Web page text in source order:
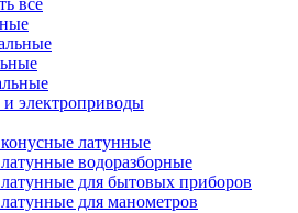
все
и электроприводы
латунные
водоразборные
для бытовых приборов
для манометров